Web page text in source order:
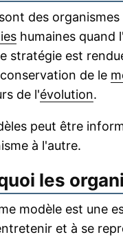
des organismes
humaines quand
stratégie est
de le
de l'évolution.
peut être
à l'autre.
les
modèle est une
et à se